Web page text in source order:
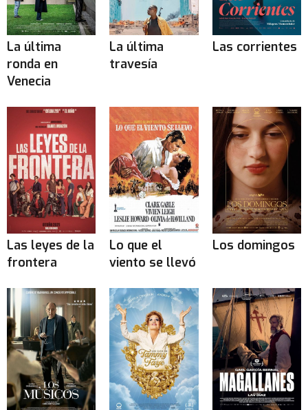
La última
ronda en
Venecia
La última
travesía
Las corrientes
Las leyes de la
frontera
Lo que el
viento se llevó
Los domingos